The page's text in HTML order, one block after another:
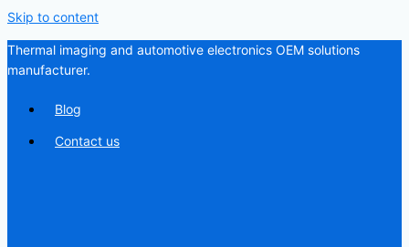
Skip to content
Thermal imaging and automotive electronics OEM solutions
manufacturer.
Blog
Contact us